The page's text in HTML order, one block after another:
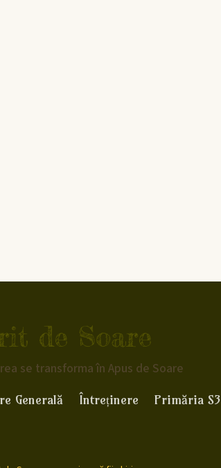
de Soare
se transforma în Apus de Soare
Generală Întreținere Primăria S3